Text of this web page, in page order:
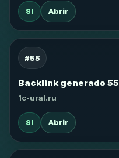
SI Abrir
#55
Backlink generado 55
1c-ural.ru
SI Abrir